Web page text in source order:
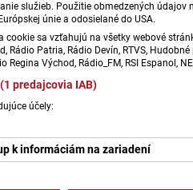
služieb. Použitie obmedzených údajov
únie a odosielané do USA.
sa vzťahujú na všetky webové
Rádio Patria, Rádio Devín, RTVS,
Regina Východ, Rádio_FM, RSI Espanol,
predajcovia IAB)
účely:
k informáciám na zariadení